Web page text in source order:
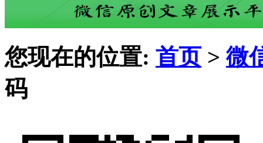
您现在的位置: 首页 >微
码